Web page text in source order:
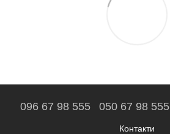
096 67 98 555 050 67 98 555
Контакти